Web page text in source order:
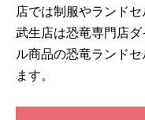
店では制服やランドセ
武生店は恐竜専門店
ル商品の恐竜ランド
ます。